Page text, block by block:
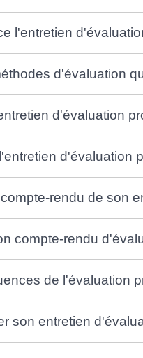
l'entretien
d'évaluation
d'évaluation
d'évaluation
rendu de son
compte-rendu
de l'évaluation
son entretien